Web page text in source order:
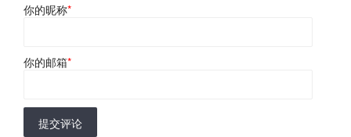
你的昵称*
你的邮箱*
提交评论